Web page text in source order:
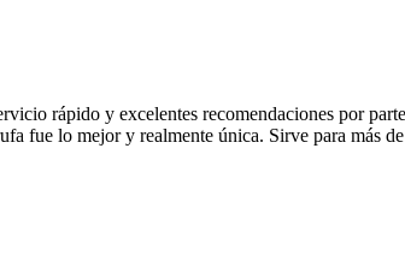
rápido y excelentes recomendaciones por
fue lo mejor y realmente única. Sirve para más